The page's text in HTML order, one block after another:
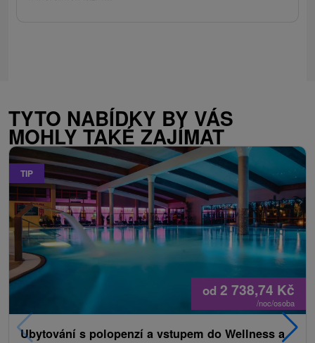
TYTO NABÍDKY BY VÁS
MOHLY TAKÉ ZAJÍMAT
TIP
od 2 738,74 Kč
/noc/osoba
Ubytování s polopenzí a vstupem do Wellness a